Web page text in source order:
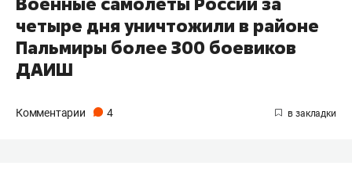
четыре дня уничтожили в районе
Пальмиры более 300 боевиков
ДАИШ
Комментарии 4